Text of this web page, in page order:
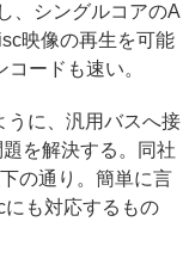
、シングルコアのA
映像の再生を可能
ードも速い。
に、汎用バスへ接
を解決する。同社
の通り。簡単に言
も対応するもの